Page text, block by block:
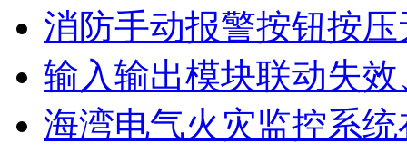
消防手动报警按钮按
输入输出模块联动失
海湾电气火灾监控系统